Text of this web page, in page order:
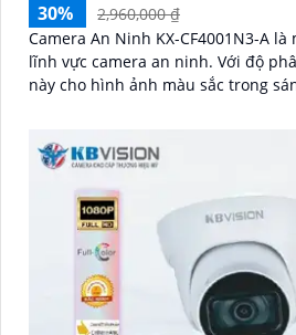
30%
2,960,000 ₫
Camera An Ninh KX-CF4001N3-A
lĩnh vực camera an ninh. Với độ phân giải 4.0 MP, camera
này cho hình ảnh màu sắc trong